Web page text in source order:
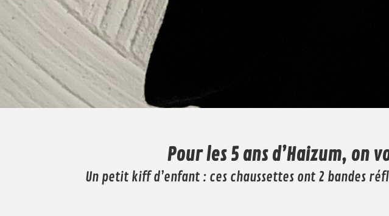
Pour les 5 ans d’Haizum, on
Un petit kiff d’enfant : ces chaussettes ont 2 bandes